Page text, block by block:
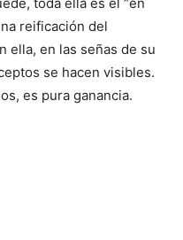
toda ella es el “en
reificación del
ella, en las señas de su
se hacen visibles.
es pura ganancia.